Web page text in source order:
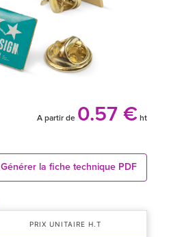
A partir de 0.57 € ht
Générer la fiche technique PDF
PRIX UNITAIRE H.T